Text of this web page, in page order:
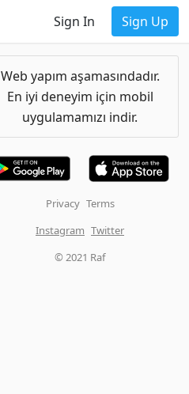
Sign In Sign Up
Web yapım aşamasındadır.
En iyi deneyim için mobil
uygulamamızı indir.
Privacy Terms
Instagram Twitter
© 2021 Raf